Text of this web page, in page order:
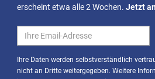
stetig
Cookies
erscheint etwa alle 2 Wochen.Jetzt
Ihre Daten werden selbstverständlich
nicht an Dritte weitergegeben. Weitere